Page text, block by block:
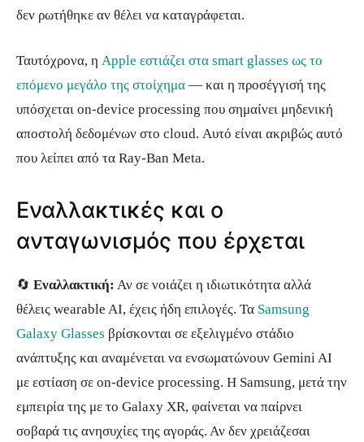
δεν ρωτήθηκε αν θέλει να καταγράφεται.
Ταυτόχρονα, η Apple εστιάζει στα smart glasses ως το
επόμενο μεγάλο της στοίχημα — και η προσέγγισή της
υπόσχεται on-device processing που σημαίνει μηδενική
αποστολή δεδομένων στο cloud. Αυτό είναι ακριβώς αυτό
που λείπει από τα Ray-Ban Meta.
Εναλλακτικές και ο
ανταγωνισμός που έρχεται
🔄 Εναλλακτική: Αν σε νοιάζει η ιδιωτικότητα αλλά
θέλεις wearable AI, έχεις ήδη επιλογές. Τα Samsung
Galaxy Glasses βρίσκονται σε εξελιγμένο στάδιο
ανάπτυξης και αναμένεται να ενσωματώνουν Gemini AI
με εστίαση σε on-device processing. Η Samsung, μετά την
εμπειρία της με το Galaxy XR, φαίνεται να παίρνει
σοβαρά τις ανησυχίες της αγοράς. Αν δεν χρειάζεσαι